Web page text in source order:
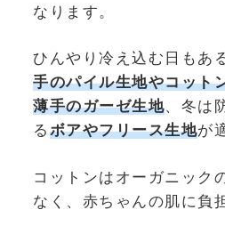
なります。
ひんやり冷え込む日もあ
手のパイル生地やコット
薄手のガーゼ生地、冬は
る ボアやフリース生地が
コットンはオーガニック
なく、赤ちゃんの肌に負